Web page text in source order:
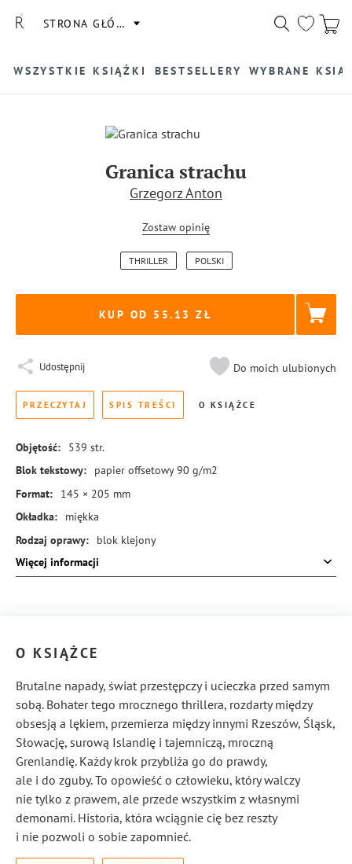
STRONA GŁÓWNA
WSZYSTKIE KSIĄŻKI BESTSELLERY WYBRANE
Granica strachu
Grzegorz Anton
Zostaw opinię
THRILLER POLSKI
KUP OD 55.13
Udostępnij Do moich ulubionych
PRZECZYTAJ SPIS TREŚCI O KSIĄŻCE
Objętość: 539 str.
Blok tekstowy:
papier offsetowy 90 g/m2
Format:
145 × 205 mm
Okładka:
miękka
Rodzaj oprawy:
blok klejony
ISBN:
978-83-8431-719-8
Więcej informacji
O KSIĄŻCE
Brutalne napady, świat przestępczy i ucieczka przed samym
sobą. Bohater tego mrocznego thrillera, rozdarty między
obsesją a lękiem, przemierza między innymi Rzeszów, Śląsk,
Słowację, surową Islandię i tajemniczą, mroczną
Grenlandię. Każdy krok przybliża go do prawdy,
ale i do zguby. To opowieść o człowieku, który walczy
nie tylko z prawem, ale przede wszystkim z własnymi
demonami. Historia, która wciągnie cię bez reszty
i nie pozwoli o sobie zapomnieć.